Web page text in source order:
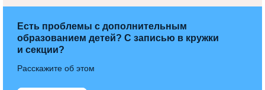
Есть проблемы с дополнительным
образованием детей? С записью в кружки
и секции?
Расскажите об этом